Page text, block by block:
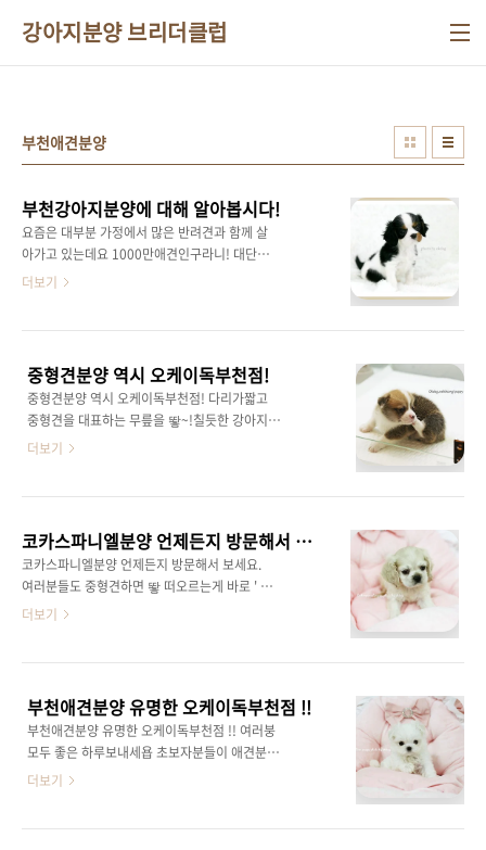
강아지분양 브리더클럽
부천애견분양
부천강아지분양에 대해 알아봅시다!
요즘은 대부분 가정에서 많은 반려견과 함께 살
아가고 있는데요 1000만애견인구라니! 대단해
요! 그래서 이번에는 부천강아지분양에 대한 정
체계적인 강아지 건강상태체크를 하고 있답니
다! 그래서 부천강아지분양을 받을 때 건강에 대
한 걱정은 노! 또 부천강아지분양을 받을 때 순종
인가 아닌가도 보시는데요 부천오케이독에서는
혈통서를 발급해드리니 순종에 대한 믿음이 생
많으니 직접 방문을 하셔서 부천강아지분양을
때 방문이 어렵다 걱정하실 필요 없습니다! 전화
나 문자로 연락을 주시면 원하는 강아지의 사진..
더보기
중형견분양 역시 오케이독부천점!
중형견분양 역시 오케이독부천점! 다리가짧고
중형견을 대표하는 무릎을 뙇~!칠듯한 강아지
바로 웰시코기랍니다 !! 어느순간부터 중형견분
화된 아이들은 역시 단모 웰시코기죠! 하지만 웰
시코기분양 받으실분들은 하나 알아야할점은.
분양가격대가 높은아이들이라서. 낚시분양글을
보시고 웰시코기가 저렴한줄 아시는분들도 많으
신데.. 웰시코기분양 가격대는 평균 100만원 이
아이들중에서도 분양 가격대가 높은 웰시코기!
소형견처럼 흔하지않고 이쁜아이들이 많이 없기
떄문에. 가격대가 많이 높아진 아이들이랍니다..
더보기
코카스파니엘분양 언제든지 방문해서 보세요.
코카스파니엘분양 언제든지 방문해서 보세요.
여러분들도 중형견하면 뙇 떠오르는게 바로 ' 코
카스파니엘' 강아지 아닐까요 ?? 중형견에서도
동물관리사분들이 직접 상담과 분양을 하시기
떄문에 안전성 1000% 순수혈통의 순종만 분양
하기로 소문이나있으며. 어떤 견종이든 혈통서
발급이가능한 순종만 분양하는 업체 바로 오케
이독부천점이랍니다. 또한 강아지분양만하고 끝
그런곳 오케이독부천점 ~.^ 또한 거리가 멀어서
더보기
부천애견분양 유명한 오케이독부천점 !!
부천애견분양 유명한 오케이독부천점 !! 여러붕
모두 좋은 하루보내세욥 초보자분들이 애견분양
받을떄 뭐먼저 생각할까요 ?? 바로 건강한지 이
더보기